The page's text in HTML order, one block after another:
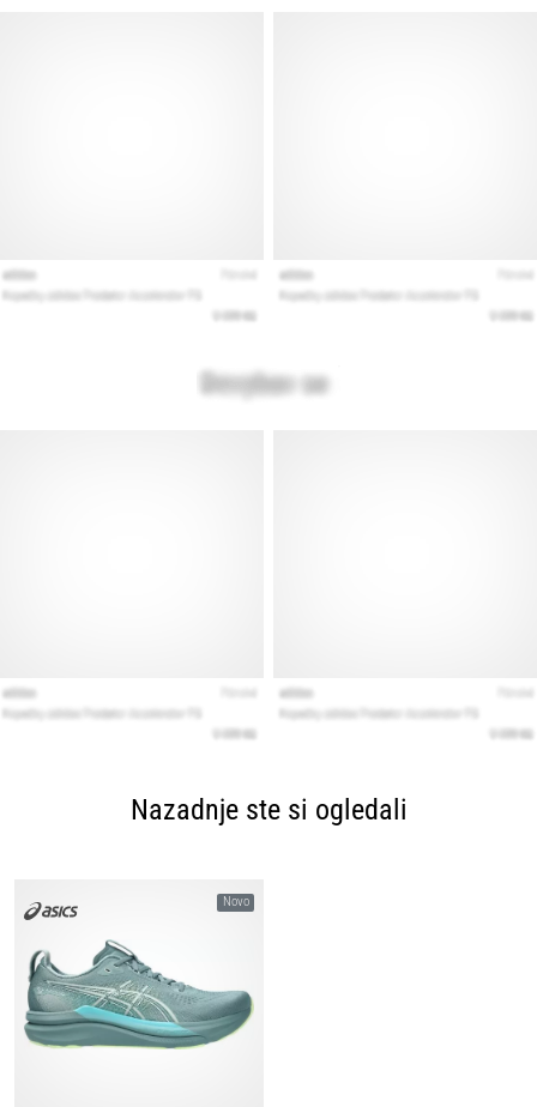
Nazadnje ste si ogledali
Novo